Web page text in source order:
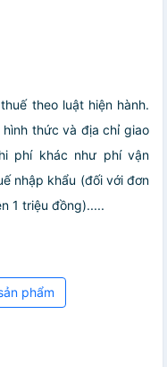
theo luật hiện hành.
thức và địa chỉ giao
phí khác như phí vận
nhập khẩu (đối với đơn
1 triệu đồng).....
phẩm